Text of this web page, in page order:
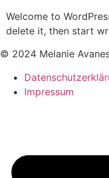
Welcome to
delete it, then start
© 2024 Melanie
Impressum